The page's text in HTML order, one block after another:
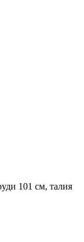
101 см, талия